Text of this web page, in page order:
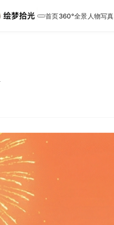
首页360°全景 人物写真